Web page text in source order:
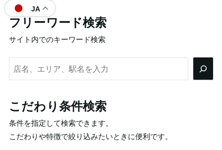
フリーワード検索
サイト内でのキーワード検索
検
索
こだわり条件検索
条件を指定して検索できます。
こだわりや特徴で絞り込みたいときに便利です。
JA